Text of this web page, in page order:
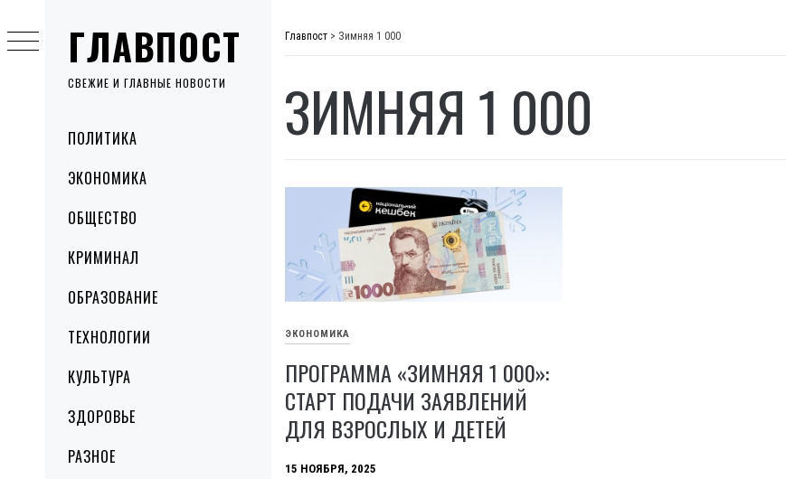
ГЛАВПОСТ
СВЕЖИЕ И ГЛАВНЫЕ НОВОСТИ
MenuПОЛИТИКА
ЭКОНОМИКА
ОБЩЕСТВО
КРИМИНАЛ
ОБРАЗОВАНИЕ
ТЕХНОЛОГИИ
КУЛЬТУРА
ЗДОРОВЬЕ
РАЗНОЕ
to
content
Главпост > Зимняя 1 000
ЗИМНЯЯ 1 000
ЭКОНОМИКА
ПРОГРАММА «ЗИМНЯЯ 1 000»:
СТАРТ ПОДАЧИ ЗАЯВЛЕНИЙ
ДЛЯ ВЗРОСЛЫХ И ДЕТЕЙ
15 НОЯБРЯ, 2025